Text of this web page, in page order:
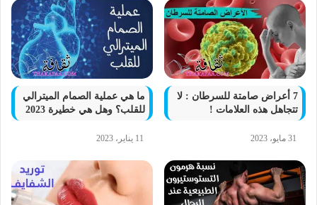
7 أعراض صامتة للسرطان : لا
تتجاهل هذه العلامات !
31 مايو، 2023
ما هي عملية الصمام الميترالي
للقلب؟ وهل هي خطيرة 2023
11 يناير، 2023